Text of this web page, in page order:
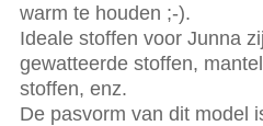
warm te houden ;-).
Ideale stoffen voor Junna
gewatteerde stoffen,
stoffen, enz.
De pasvorm van dit model